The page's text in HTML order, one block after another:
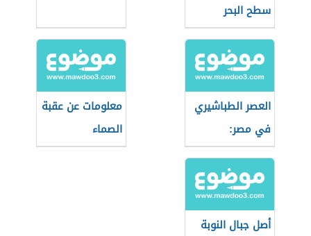
سطح البحر
العصر الطباشيري
في مصر:
الجيولوجيا
والأحداث
معلومات عن عقبة
الصماء
أصل جبال النوبة